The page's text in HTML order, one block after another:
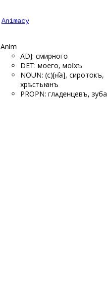
Animacy
Anim
ADJ: смирного
DET: моего, моӏхъ
NOUN: (с)[н҃а], сиротокъ,
хрѣстьꙗнъ
PROPN: глѧденцевъ, зуба